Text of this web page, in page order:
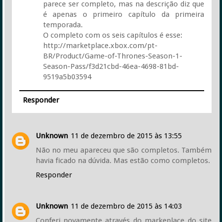
parece ser completo, mas na descrição diz que
é apenas o primeiro capítulo da primeira
temporada.
O completo com os seis capítulos é esse:
http://marketplace.xbox.com/pt-
BR/Product/Game-of-Thrones-Season-1-
Season-Pass/f3d21cbd-46ea-4698-81bd-
9519a5b03594
Responder
Unknown 11 de dezembro de 2015 às 13:55
Não no meu apareceu que são completos. Também
havia ficado na dúvida. Mas estão como completos.
Responder
Unknown 11 de dezembro de 2015 às 14:03